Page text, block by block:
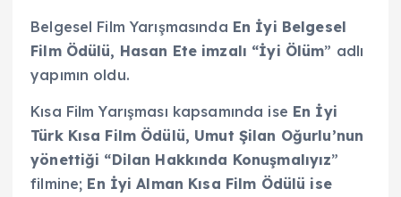
Belgesel Film Yarışmasında En İyi Belgesel
Film Ödülü, Hasan Ete imzalı “İyi Ölüm” adlı
yapımın oldu.
Kısa Film Yarışması kapsamında ise En İyi
Türk Kısa Film Ödülü, Umut Şilan Oğurlu’nun
yönettiği “Dilan Hakkında Konuşmalıyız”
filmine; En İyi Alman Kısa Film Ödülü ise